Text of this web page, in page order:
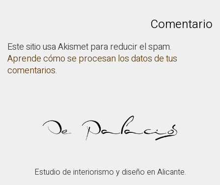
Este sitio usa Akismet para reducir el spam.
Aprende cómo se procesan los datos de tus
comentarios.
Estudio de interiorismo y diseño en Alicante.